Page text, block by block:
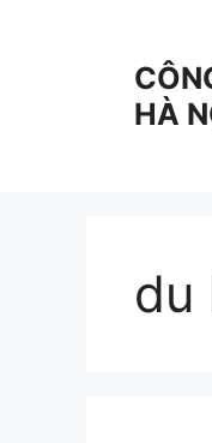
HÀ
du